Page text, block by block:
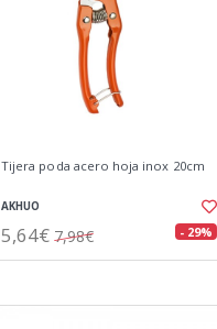
Tijera poda acero hoja inox 20cm
AKHUO
5,64€ 7,98€ - 29%